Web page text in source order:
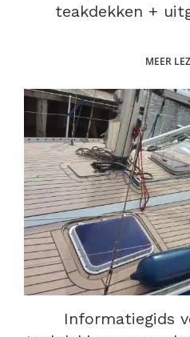
teakdekken +
MEER
Informatiegids